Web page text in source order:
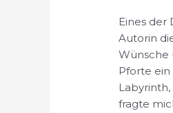
Eines der
Autorin
Wünsche
Pforte ein
fragte